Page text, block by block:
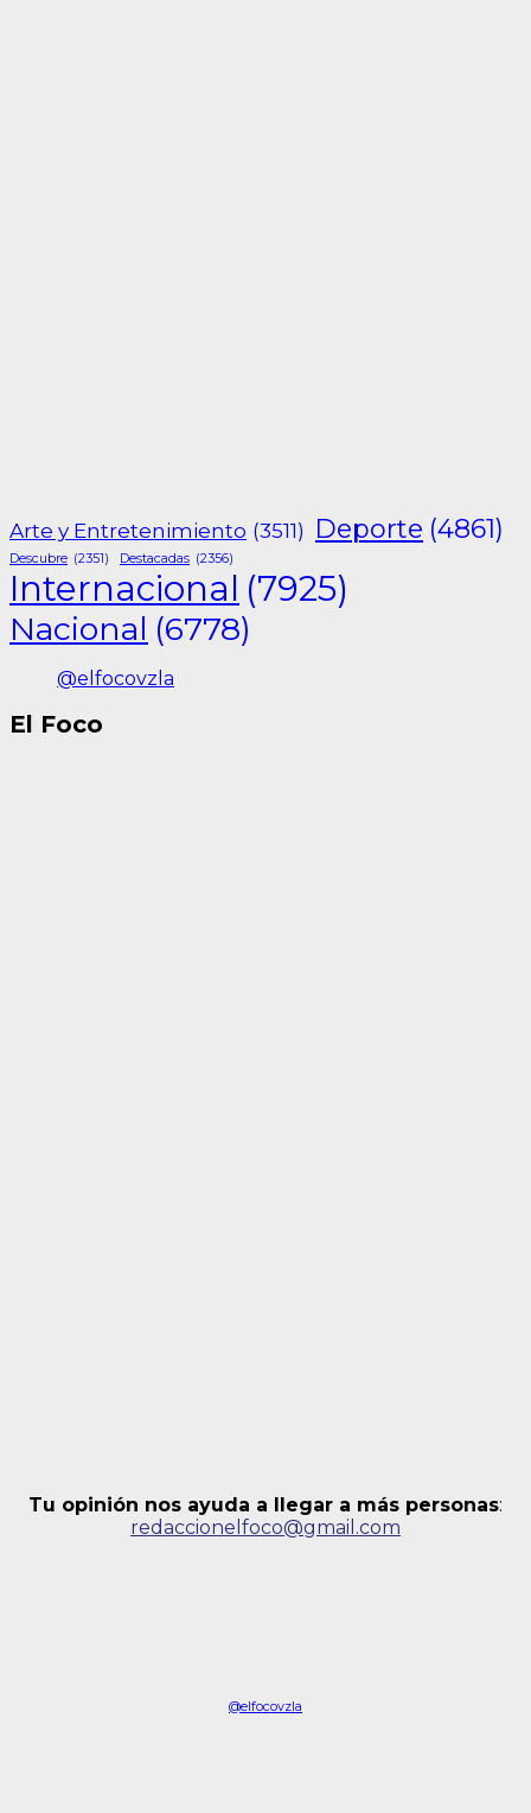
Arte y Entretenimiento (3511) Deporte (4861)
Descubre (2351) Destacadas (2356)
Internacional (7925)
Nacional (6778)
@elfocovzla
El Foco
Tu opinión nos ayuda a llegar a más personas:
redaccionelfoco@gmail.com
@elfocovzla